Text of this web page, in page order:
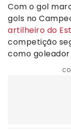
Com o gol
gols no
artilheiro do
competição
como goleador